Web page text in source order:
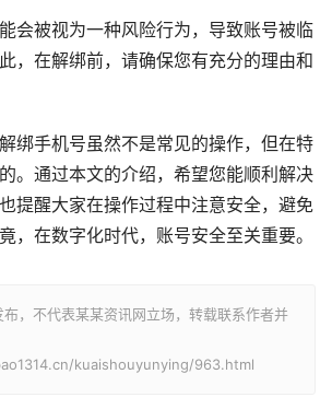
会被视为一种风险行为，导致账号被临
，在解绑前，请确保您有充分的理由和
绑手机号虽然不是常见的操作，但在特
。通过本文的介绍，希望您能顺利解决
提醒大家在操作过程中注意安全，避免
，在数字化时代，账号安全至关重要。
，不代表某某资讯网立场，转载联系作者并
kuaishouyunying/963.html